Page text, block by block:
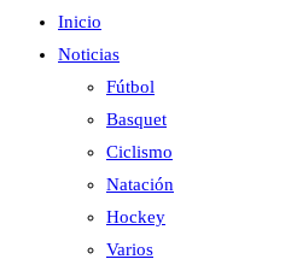
Inicio
Noticias
Fútbol
Basquet
Ciclismo
Natación
Hockey
Varios